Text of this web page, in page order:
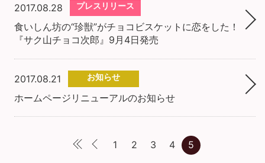
2017.08.28 プレスリリース
食いしん坊の“珍獣”がチョコビスケットに恋をした！
『サク山チョコ次郎』9月4日発売
2017.08.21 お知らせ
ホームページリニューアルのお知らせ
1 2 3 4 5